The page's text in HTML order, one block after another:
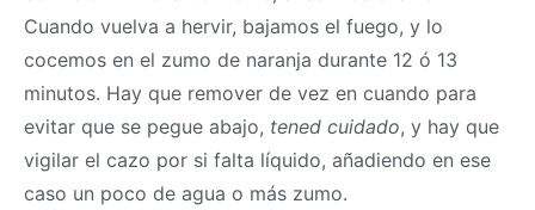
Cuando vuelva a hervir, bajamos el fuego, y lo
cocemos en el zumo de naranja durante 12 ó 13
minutos. Hay que remover de vez en cuando para
evitar que se pegue abajo, tened cuidado, y hay que
vigilar el cazo por si falta líquido, añadiendo en ese
caso un poco de agua o más zumo.